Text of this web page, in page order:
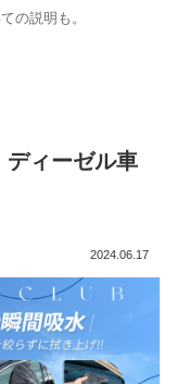
の説明も。
ディーゼル車
2024.06.17